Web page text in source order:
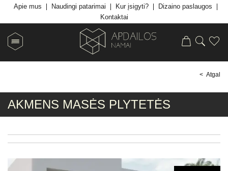
Apie mus Naudingi patarimai Kur įsigyti?
Dizaino paslaugos
Kontaktai
< Atgal
AKMENS MASĖS PLYTETĖS